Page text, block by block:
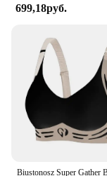
699,18руб.